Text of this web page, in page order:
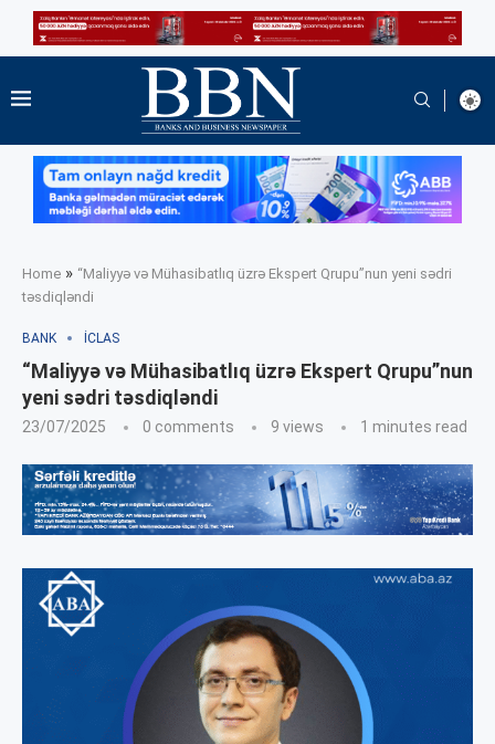
Home » “Maliyyə və Mühasibatlıq üzrə Ekspert Qrupu”nun yeni sədri
təsdiqləndi
BANK İCLAS
“Maliyyə və Mühasibatlıq üzrə Ekspert Qrupu”nun
yeni sədri təsdiqləndi
23/07/2025 0 comments 9 views 1 minutes read